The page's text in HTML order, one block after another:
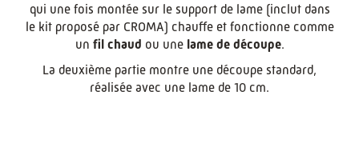
qui une fois montée sur le support de lame (inclut dans
le kit proposé par CROMA) chauffe et fonctionne comme
un fil chaud ou une lame de découpe.
La deuxième partie montre une découpe standard,
réalisée avec une lame de 10 cm.